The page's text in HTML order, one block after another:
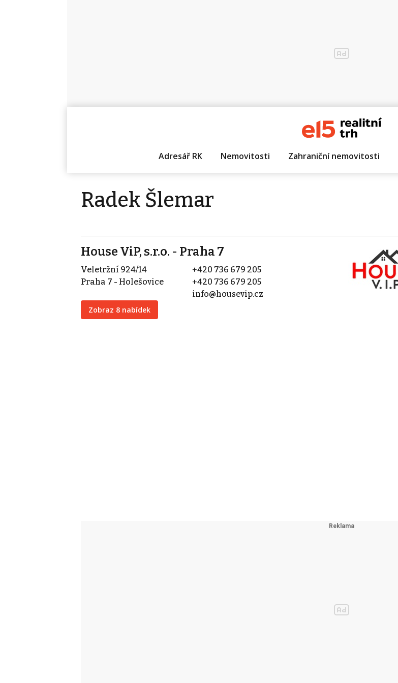
Adresář RK Nemovitosti Zahraniční nemovitosti
Radek Šlemar
House ViP, s.r.o. - Praha 7
Veletržní 924/14
Praha 7 - Holešovice
Zobraz 8 nabídek
+420 736 679 205
+420 736 679 205
info@housevip.cz